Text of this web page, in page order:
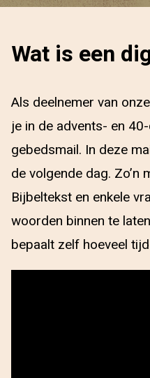
Wat is een
Als deelnemer van
je in de advents- en
gebedsmail. In deze
de volgende dag. Zo’n
Bijbeltekst en enkele
woorden binnen te
bepaalt zelf hoeveel